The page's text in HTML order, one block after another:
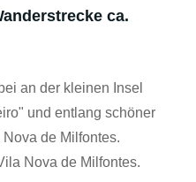
ca.
an der kleinen Insel
und entlang schöner
de Milfontes.
Nova de Milfontes.